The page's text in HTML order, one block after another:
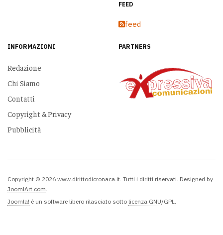
FEED
feed
INFORMAZIONI
Redazione
Chi Siamo
Contatti
Copyright & Privacy
Pubblicità
PARTNERS
Copyright © 2026 www.dirittodicronaca.it. Tutti i diritti riservati. Designed by
JoomlArt.com
Joomla! è un software libero rilasciato sotto licenza GNU/GPL.